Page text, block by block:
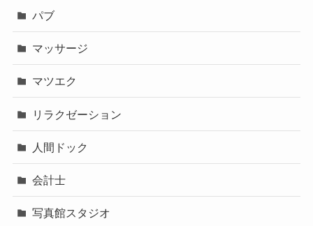
パブ
マッサージ
マツエク
リラクゼーション
人間ドック
会計士
写真館スタジオ